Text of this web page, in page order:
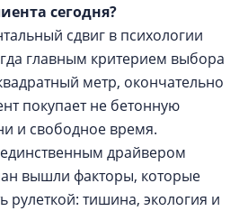
сегодня?
сдвиг в психологии
главным критерием выбора
метр, окончательно
покупает не бетонную
и свободное время.
драйвером
вышли факторы, которые
тишина, экология и